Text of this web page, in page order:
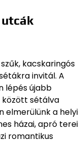
kacskaringós
invitál. A
lépés újabb
között sétálva
elmerülünk a helyi
házai, apró terei
romantikus